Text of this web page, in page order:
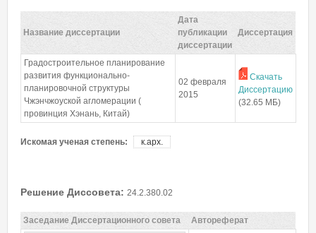
Забыли пароль?
Название диссертации
Дата
публикации
диссертации
Диссертация
Градостроительное планирование
развития функционально-
планировочной структуры
Чжэнчжоуской агломерации (
провинция Хэнань, Китай)
02 февраля
2015
Скачать
Диссертацию
(32.65 МБ)
Искомая ученая степень: к.арх.
Решение Диссовета: 24.2.380.02
Заседание Диссертационного совета
Автореферат